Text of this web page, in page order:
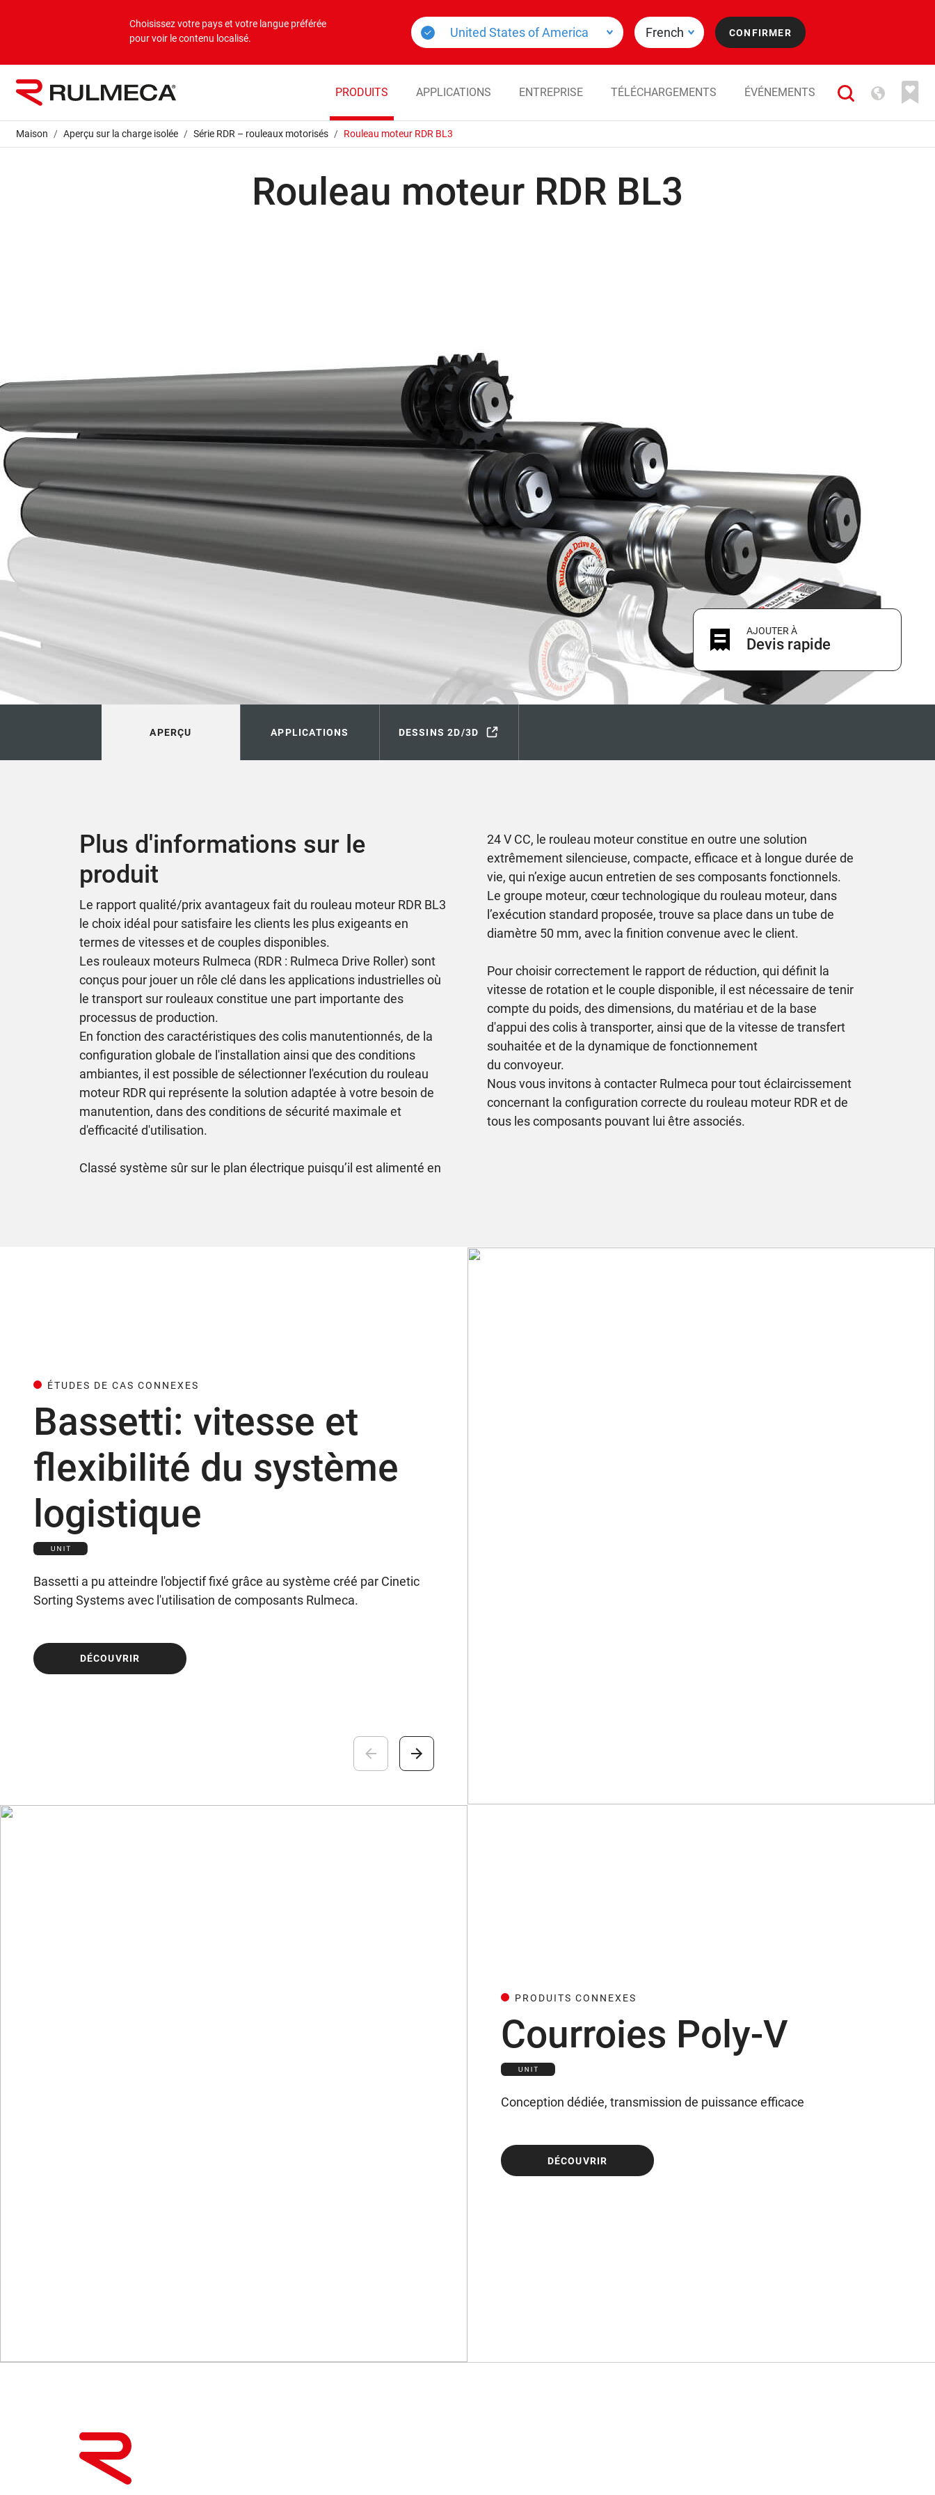
Choisissez votre pays et votre langue préférée
pour voir le contenu localisé.
PRODUITS APPLICATIONS ENTREPRISE TÉLÉCHARGEMENTS ÉVÉNEMENTS
Maison Aperçu sur la charge isolée Série RDR – rouleaux motorisés Rouleau moteur RDR BL3
Rouleau moteur RDR BL3
AJOUTER À
Devis rapide
APERÇU APPLICATIONS DESSINS 2D/3D
Plus d'informations sur le
produit
Le rapport qualité/prix avantageux fait du rouleau moteur RDR BL3
le choix idéal pour satisfaire les clients les plus exigeants en
termes de vitesses et de couples disponibles.
Les rouleaux moteurs Rulmeca (RDR : Rulmeca Drive Roller) sont
conçus pour jouer un rôle clé dans les applications industrielles où
le transport sur rouleaux constitue une part importante des
processus de production.
En fonction des caractéristiques des colis manutentionnés, de la
configuration globale de l'installation ainsi que des conditions
ambiantes, il est possible de sélectionner l'exécution du rouleau
moteur RDR qui représente la solution adaptée à votre besoin de
manutention, dans des conditions de sécurité maximale et
d'efficacité d'utilisation.
Classé système sûr sur le plan électrique puisqu’il est alimenté en
24 V CC, le rouleau moteur constitue en outre une solution
extrêmement silencieuse, compacte, efficace et à longue durée de
vie, qui n’exige aucun entretien de ses composants fonctionnels.
Le groupe moteur, cœur technologique du rouleau moteur, dans
l’exécution standard proposée, trouve sa place dans un tube de
diamètre 50 mm, avec la finition convenue avec le client.
Pour choisir correctement le rapport de réduction, qui définit la
vitesse de rotation et le couple disponible, il est nécessaire de tenir
compte du poids, des dimensions, du matériau et de la base
d'appui des colis à transporter, ainsi que de la vitesse de transfert
souhaitée et de la dynamique de fonctionnement
du convoyeur.
Nous vous invitons à contacter Rulmeca pour tout éclaircissement
concernant la configuration correcte du rouleau moteur RDR et de
tous les composants pouvant lui être associés.
ÉTUDES DE CAS CONNEXES
Bassetti: vitesse et
flexibilité du système
logistique
Bassetti a pu atteindre l'objectif fixé grâce au système créé par Cinetic
Sorting Systems avec l'utilisation de composants Rulmeca.
DÉCOUVRIR
PRODUITS CONNEXES
Courroies Poly-V
Conception dédiée, transmission de puissance efficace
DÉCOUVRIR